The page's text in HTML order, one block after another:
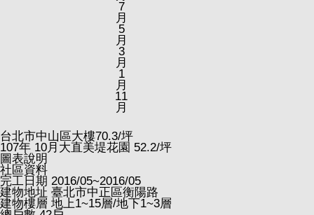
7
月
5
月
3
月
1
月
11
月
台北市中山區大樓70.3/坪
107年 10月大直美堤花園 52.2/坪
圖表說明
社區資料
完工日期 2016/05~2016/05
建物地址 臺北市中正區衡陽路
建物樓層 地上1~15層/地下1~3層